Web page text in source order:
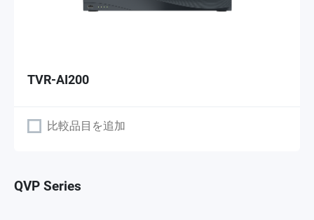
TVR-AI200
比較品目を追加
QVP Series